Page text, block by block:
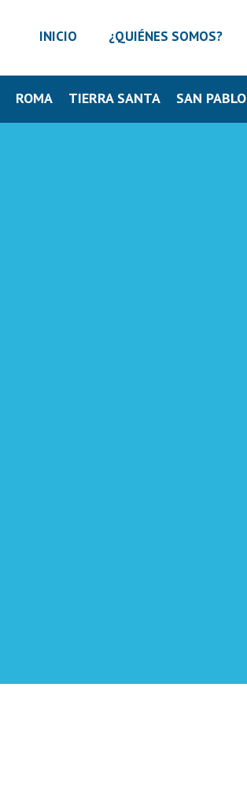
INICIO ¿QUIÉNES SOMOS?
ROMA TIERRA SANTA SAN PABLO